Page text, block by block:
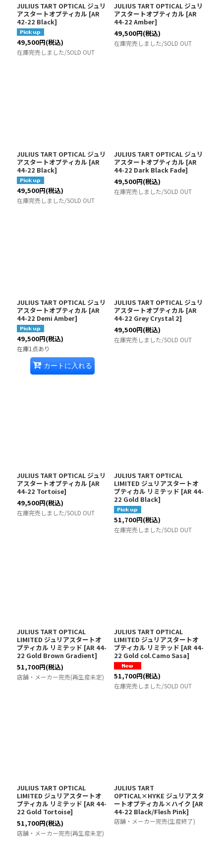
JULIUS TART OPTICAL ジュリ
アスタートオプティカル [AR
42-22 Black]
49,500円(税込)
在庫完売しました/SOLD OUT
JULIUS TART OPTICAL ジュリ
アスタートオプティカル [AR
44-22 Amber]
49,500円(税込)
在庫完売しました/SOLD OUT
JULIUS TART OPTICAL ジュリ
アスタートオプティカル [AR
44-22 Black]
49,500円(税込)
在庫完売しました/SOLD OUT
JULIUS TART OPTICAL ジュリ
アスタートオプティカル [AR
44-22 Dark Black Fade]
49,500円(税込)
在庫完売しました/SOLD OUT
JULIUS TART OPTICAL ジュリ
アスタートオプティカル [AR
44-22 Demi Amber]
49,500円(税込)
在庫1点あり
カートに入れる
JULIUS TART OPTICAL ジュリ
アスタートオプティカル [AR
44-22 Grey Crystal 2]
49,500円(税込)
在庫完売しました/SOLD OUT
JULIUS TART OPTICAL ジュリ
アスタートオプティカル [AR
44-22 Tortoise]
49,500円(税込)
在庫完売しました/SOLD OUT
JULIUS TART OPTICAL
LIMITED ジュリアスタートオ
プティカル リミテッド [AR 44-
22 Gold Black]
51,700円(税込)
在庫完売しました/SOLD OUT
JULIUS TART OPTICAL
LIMITED ジュリアスタートオ
プティカル リミテッド [AR 44-
22 Gold Brown Gradient]
51,700円(税込)
店舗・メーカー完売(再生産未定)
JULIUS TART OPTICAL
LIMITED ジュリアスタートオ
プティカル リミテッド [AR 44-
22 Gold col.Camo Sasa]
51,700円(税込)
在庫完売しました/SOLD OUT
JULIUS TART OPTICAL
LIMITED ジュリアスタートオ
プティカル リミテッド [AR 44-
22 Gold Tortoise]
51,700円(税込)
店舗・メーカー完売(再生産未定)
JULIUS TART
OPTICAL×HYKE ジュリアスタ
ートオプティカル×ハイク [AR
44-22 Black/Flesh Pink]
店舗・メーカー完売(生産終了)